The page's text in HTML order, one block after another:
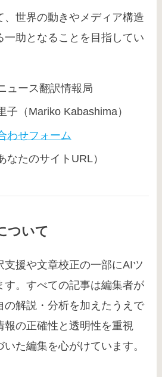
、世界の動きやメディア構造
一助となることを目指してい
ュース翻訳情報局
子（Mariko Kabashima）
わせフォーム
なたのサイトURL）
ついて
支援や文章校正の一部にAIツ
す。すべての記事は編集者が
の解説・分析を加えたうえで
報の正確性と透明性を重視
た編集を心がけています。